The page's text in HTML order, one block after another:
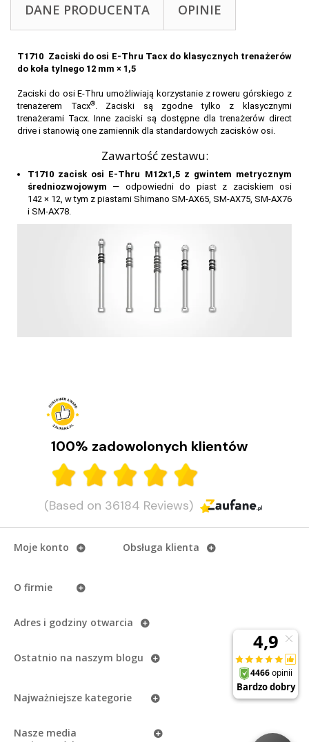
DANE PRODUCENTA OPINIE
T1710 Zaciski do osi E-Thru Tacx do klasycznych trenażerów
do koła tylnego 12 mm × 1,5
Zaciski do osi E-Thru umożliwiają korzystanie z roweru górskiego z
trenażerem Tacx®. Zaciski są zgodne tylko z klasycznymi
trenażerami Tacx. Inne zaciski są dostępne dla trenażerów direct
drive i stanowią one zamiennik dla standardowych zacisków osi.
Zawartość zestawu:
T1710 zacisk osi E-Thru M12x1,5 z gwintem metrycznym
średniozwojowym — odpowiedni do piast z zaciskiem osi
142 × 12, w tym z piastami Shimano SM-AX65, SM-AX75, SM-AX76
i SM-AX78.
100% zadowolonych klientów
(Based on 36184 Reviews)
Moje konto
O firmie
Obsługa klienta
Adres i godziny otwarcia
Ostatnio na naszym blogu
Najważniejsze kategorie
Nasze media